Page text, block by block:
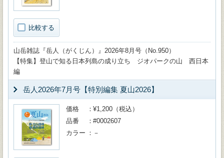
比較する
山岳雑誌『岳人（がくじん）』2026年8月号（No.950）
【特集】登山で知る日本列島の成り立ち ジオパークの山 西日本
編
岳人2026年7月号【特別編集 夏山2026】
価格
¥1,200（税込）
品番
#0002607
カラー
－